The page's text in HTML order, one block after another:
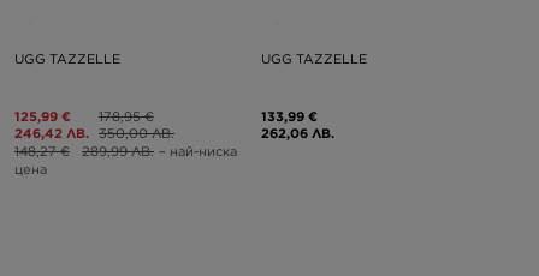
UGG TAZZELLE
125,99 €
246,42 ЛВ.
178,95 €
350,00 ЛВ.
148,27 €
289,99 ЛВ. – най-ниска
цена
UGG TAZZELLE
133,99 €
262,06 ЛВ.